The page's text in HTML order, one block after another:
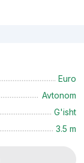
Euro
Avtonom
G'isht
3.5 m